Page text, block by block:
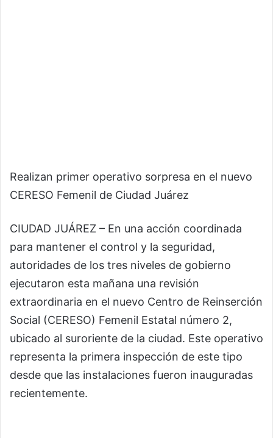
Realizan primer operativo sorpresa en el nuevo
CERESO Femenil de Ciudad Juárez
CIUDAD JUÁREZ – En una acción coordinada
para mantener el control y la seguridad,
autoridades de los tres niveles de gobierno
ejecutaron esta mañana una revisión
extraordinaria en el nuevo Centro de Reinserción
Social (CERESO) Femenil Estatal número 2,
ubicado al suroriente de la ciudad. Este operativo
representa la primera inspección de este tipo
desde que las instalaciones fueron inauguradas
recientemente.